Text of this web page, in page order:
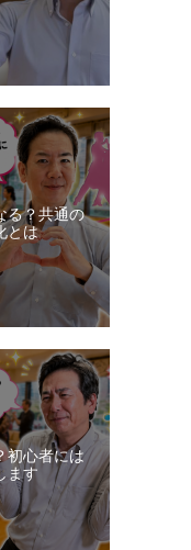
る？共通の
とは
初心者には
ます